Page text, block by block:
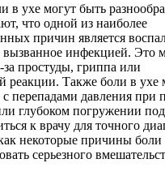
в ухе могут быть
что одной из наиболее
причин является
вызванное инфекцией. Это
за простуды, гриппа или
реакции. Также боли в ухе
перепадами давления при
глубоком погружении
к врачу для точного
некоторые причины боли
серьезного